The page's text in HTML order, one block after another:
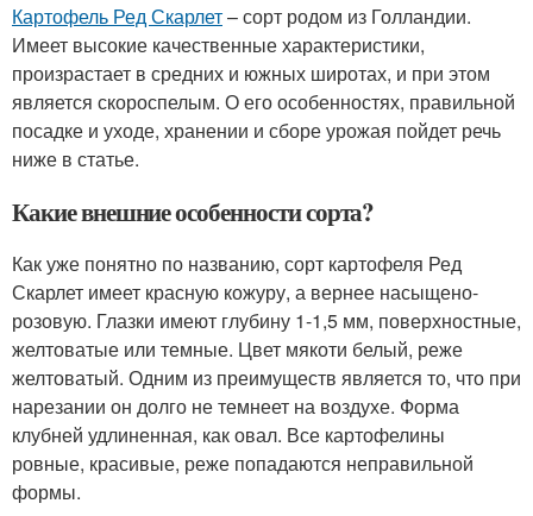
Картофель Ред Скарлет– сорт родом из Голландии.
Имеет высокие качественные характеристики,
произрастает в средних и южных широтах, и при этом
является скороспелым. О его особенностях, правильной
посадке и уходе, хранении и сборе урожая пойдет речь
ниже в статье.
Какие внешние особенности сорта?
Как уже понятно по названию, сорт картофеля Ред
Скарлет имеет красную кожуру, а вернее насыщено-
розовую. Глазки имеют глубину 1-1,5 мм, поверхностные,
желтоватые или темные. Цвет мякоти белый, реже
желтоватый. Одним из преимуществ является то, что при
нарезании он долго не темнеет на воздухе. Форма
клубней удлиненная, как овал. Все картофелины
ровные, красивые, реже попадаются неправильной
формы.